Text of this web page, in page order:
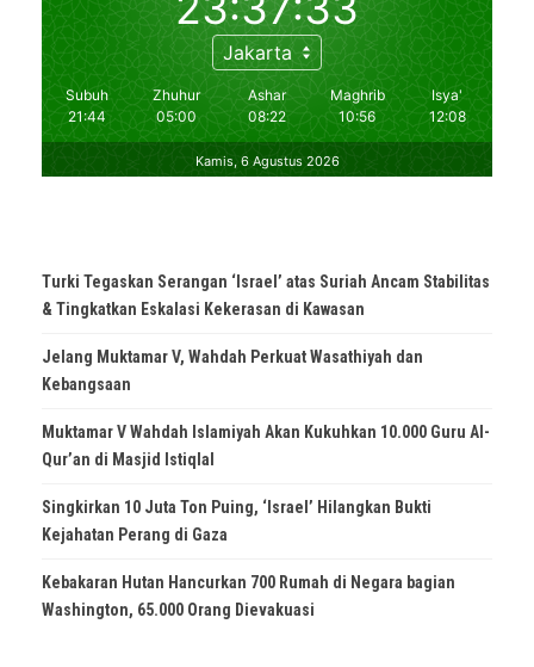
Turki Tegaskan Serangan ‘Israel’ atas Suriah Ancam Stabilitas
& Tingkatkan Eskalasi Kekerasan di Kawasan
Jelang Muktamar V, Wahdah Perkuat Wasathiyah dan
Kebangsaan
Muktamar V Wahdah Islamiyah Akan Kukuhkan 10.000 Guru Al-
Qur’an di Masjid Istiqlal
Singkirkan 10 Juta Ton Puing, ‘Israel’ Hilangkan Bukti
Kejahatan Perang di Gaza
Kebakaran Hutan Hancurkan 700 Rumah di Negara bagian
Washington, 65.000 Orang Dievakuasi